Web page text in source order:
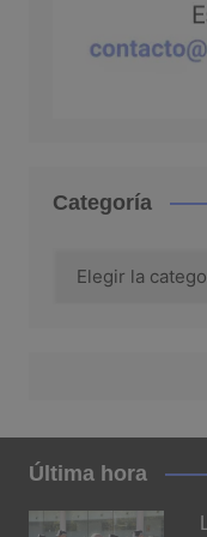
Categoría
Última hora